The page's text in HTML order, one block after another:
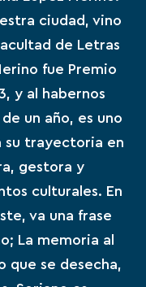
ciudad, vino
de Letras
fue Premio
y al habernos
un año, es uno
su trayectoria en
gestora y
culturales. En
va una frase
La memoria al
que se desecha,